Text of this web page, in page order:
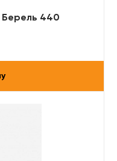
Берель 440